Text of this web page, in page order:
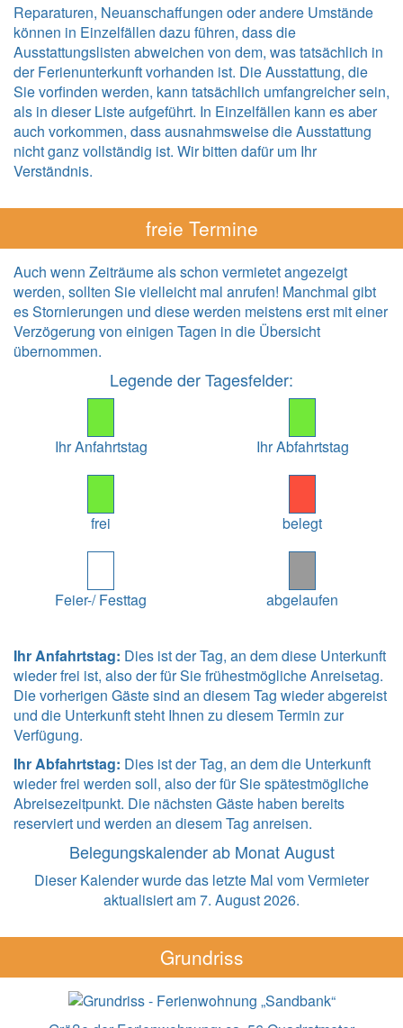
Reparaturen, Neuanschaffungen oder andere Umstände
können in Einzelfällen dazu führen, dass die
Ausstattungslisten abweichen von dem, was tatsächlich in
der Ferienunterkunft vorhanden ist. Die Ausstattung, die
Sie vorfinden werden, kann tatsächlich umfangreicher sein,
als in dieser Liste aufgeführt. In Einzelfällen kann es aber
auch vorkommen, dass ausnahmsweise die Ausstattung
nicht ganz vollständig ist. Wir bitten dafür um Ihr
Verständnis.
freie Termine
Auch wenn Zeiträume als schon vermietet angezeigt
werden, sollten Sie vielleicht mal anrufen! Manchmal gibt
es Stornierungen und diese werden meistens erst mit einer
Verzögerung von einigen Tagen in die Übersicht
übernommen.
Legende der Tagesfelder:
Ihr Anfahrtstag Ihr Abfahrtstag
frei belegt
Feier-/ Festtag abgelaufen
Ihr Anfahrtstag: Dies ist der Tag, an dem diese Unterkunft
wieder frei ist, also der für Sie frühestmögliche Anreisetag.
Die vorherigen Gäste sind an diesem Tag wieder abgereist
und die Unterkunft steht Ihnen zu diesem Termin zur
Verfügung.
Ihr Abfahrtstag: Dies ist der Tag, an dem die Unterkunft
wieder frei werden soll, also der für Sie spätestmögliche
Abreisezeitpunkt. Die nächsten Gäste haben bereits
reserviert und werden an diesem Tag anreisen.
Belegungskalender ab Monat August
Dieser Kalender wurde das letzte Mal vom Vermieter
aktualisiert am 7. August 2026.
Grundriss